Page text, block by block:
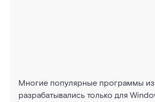
Многие популярные программы
разрабатывались только для